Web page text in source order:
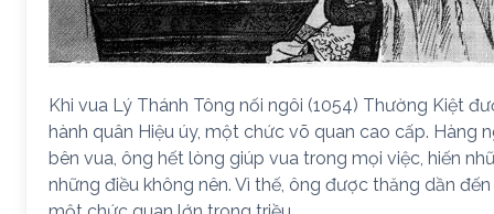
Khi vua Lý Thánh Tông nối ngôi (1054) Thường Kiệt
hành quân Hiệu úy, một chức võ quan cao cấp. Hàng
bên vua, ông hết lòng giúp vua trong mọi việc, hiến
những điều không nên. Vì thế, ông được thăng dần